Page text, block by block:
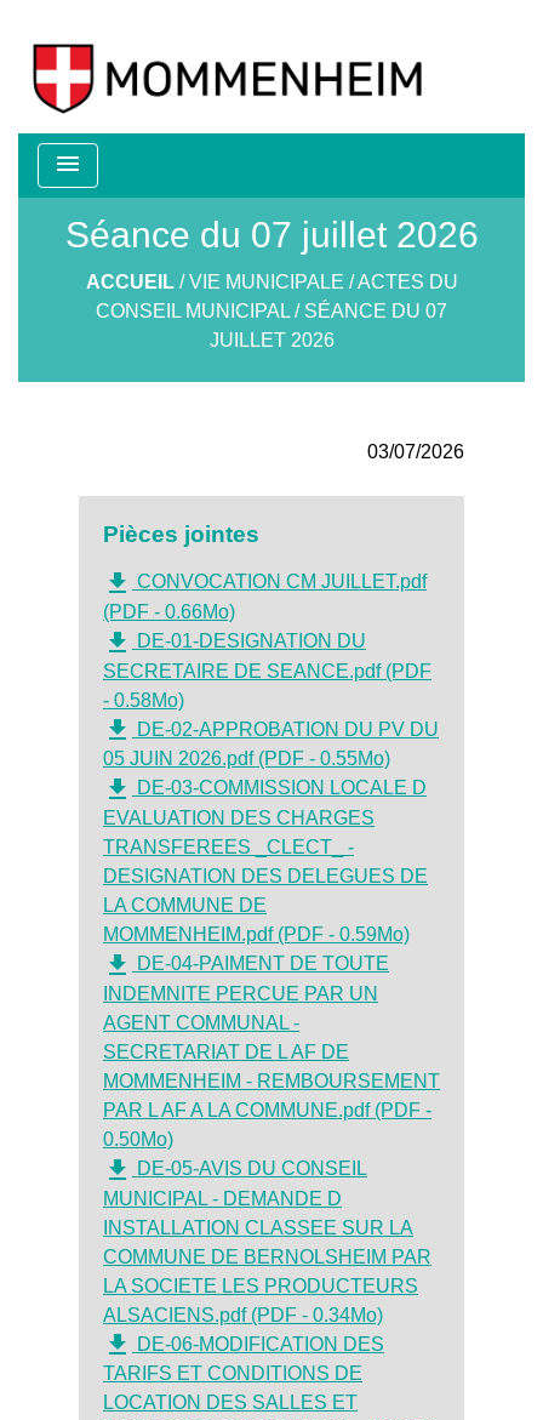
menu
Séance du 07 juillet 2026
ACCUEIL/VIE MUNICIPALE /ACTES DU
CONSEIL MUNICIPAL / SÉANCE DU 07
JUILLET 2026
03/07/2026
Pièces jointes
file_download CONVOCATION CM JUILLET.pdf
(PDF - 0.66Mo)
file_download
DE-01-DESIGNATION DU
SECRETAIRE DE SEANCE.pdf (PDF
- 0.58Mo)
file_download
DE-02-APPROBATION DU PV DU
05 JUIN 2026.pdf (PDF - 0.55Mo)
file_download
DE-03-COMMISSION LOCALE D
EVALUATION DES CHARGES
TRANSFEREES _CLECT_ -
DESIGNATION DES DELEGUES DE
LA COMMUNE DE
MOMMENHEIM.pdf (PDF - 0.59Mo)
file_download
DE-04-PAIMENT DE TOUTE
INDEMNITE PERCUE PAR UN
AGENT COMMUNAL -
SECRETARIAT DE L AF DE
MOMMENHEIM - REMBOURSEMENT
PAR L AF A LA COMMUNE.pdf (PDF -
0.50Mo)
file_download
DE-05-AVIS DU CONSEIL
MUNICIPAL - DEMANDE D
INSTALLATION CLASSEE SUR LA
COMMUNE DE BERNOLSHEIM PAR
LA SOCIETE LES PRODUCTEURS
ALSACIENS.pdf (PDF - 0.34Mo)
file_download
DE-06-MODIFICATION DES
TARIFS ET CONDITIONS DE
LOCATION DES SALLES ET